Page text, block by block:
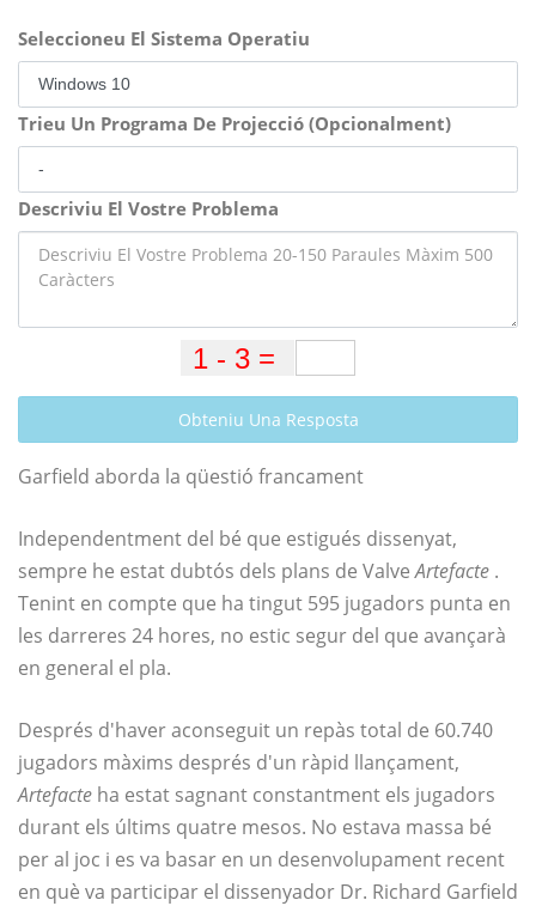
Seleccioneu El Sistema Operatiu
Trieu Un Programa De Projecció (Opcionalment)
Descriviu El Vostre Problema
Obteniu Una Resposta
Garfield aborda la qüestió francament
Independentment del bé que estigués dissenyat,
sempre he estat dubtós dels plans de ValveArtefacte .
Tenint en compte que ha tingut 595 jugadors punta en
les darreres 24 hores, no estic segur del que avançarà
en general el pla.
Després d'haver aconseguit un repàs total de 60.740
jugadors màxims després d'un ràpid llançament,
Artefacte ha estat sagnant constantment els jugadors
durant els últims quatre mesos. No estava massa bé
per al joc i es va basar en un desenvolupament recent
en què va participar el dissenyador Dr. Richard Garfield